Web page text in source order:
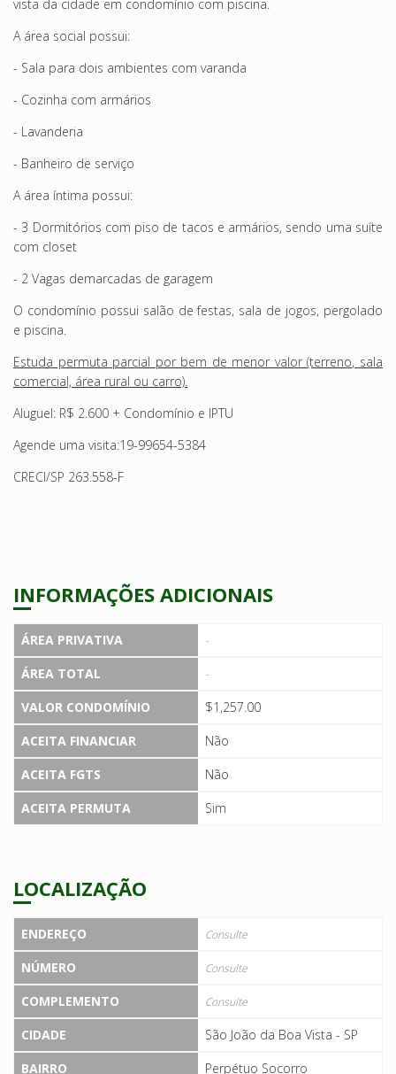
vista da cidade em condomínio com piscina.
A área social possui:
- Sala para dois ambientes com varanda
- Cozinha com armários
- Lavanderia
- Banheiro de serviço
A área íntima possui:
- 3 Dormitórios com piso de tacos e armários, sendo uma suíte
com closet
- 2 Vagas demarcadas de garagem
O condomínio possui salão de festas, sala de jogos, pergolado
e piscina.
Estuda permuta parcial por bem de menor valor (terreno, sala
comercial, área rural ou carro).
Aluguel: R$ 2.600 + Condomínio e IPTU
Agende uma visita:19-99654-5384
CRECI/SP 263.558-F
INFORMAÇÕES ADICIONAIS
ÁREA PRIVATIVA -
ÁREA TOTAL -
VALOR CONDOMÍNIO
$1,257.00
ACEITA FINANCIAR
Não
ACEITA FGTS
Não
ACEITA PERMUTA
Sim
LOCALIZAÇÃO
ENDEREÇO Consulte
NÚMERO Consulte
COMPLEMENTO Consulte
CIDADE
São João da Boa Vista - SP
BAIRRO
Perpétuo Socorro